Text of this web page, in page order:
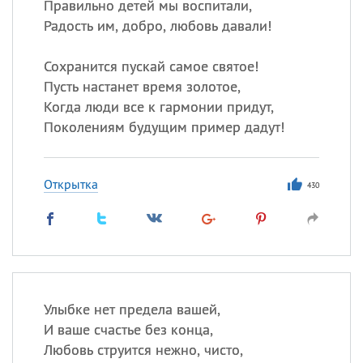
Правильно детей мы воспитали,
Радость им, добро, любовь давали!
Сохранится пускай самое святое!
Пусть настанет время золотое,
Когда люди все к гармонии придут,
Поколениям будущим пример дадут!
Открытка 430
Улыбке нет предела вашей,
И ваше счастье без конца,
Любовь струится нежно, чисто,